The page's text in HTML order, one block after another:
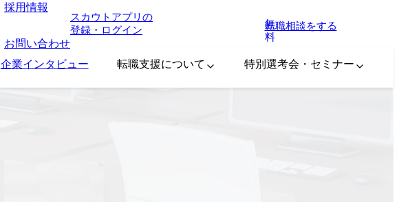
採用情報
お問い合わせ
スカウトアプリの
登録・ログイン
無
料
転職相談をする
企業インタビュー 転職支援について 特別選考会・セミナー